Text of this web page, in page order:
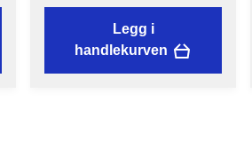
Legg i
handlekurven